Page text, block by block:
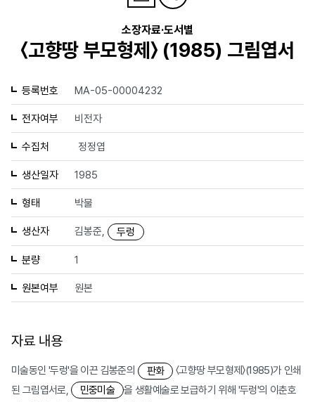
소장자료·도서별
〈고향땅 부모형제〉 (1985) 그림엽서
등록번호 MA-05-00004232
전자여부 비전자
수집처 정정엽
생산일자 1985
형태 박물
생산자 김봉준, 두렁
분량 1
원본여부 원본
자료 내용
미술동인 '두렁'을 이끈 김봉준의 판화
〈고향땅 부모형제〉(1985)가 인쇄
된 그림엽서로,
민중미술
을 생활예술로 보급하기 위해 '두렁'의 이춘호